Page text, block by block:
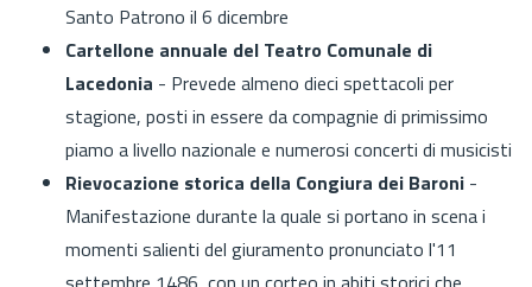
Santo Patrono il 6 dicembre
Cartellone annuale del Teatro Comunale di
Lacedonia - Prevede almeno dieci spettacoli per
stagione, posti in essere da compagnie di primissimo
piamo a livello nazionale e numerosi concerti di musicisti
Rievocazione storica della Congiura dei Baroni -
Manifestazione durante la quale si portano in scena i
momenti salienti del giuramento pronunciato l'11